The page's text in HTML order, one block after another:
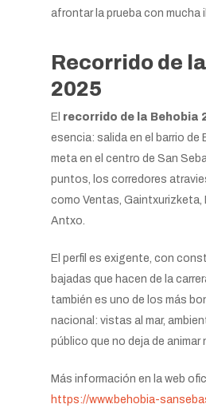
afrontar la prueba con mucha
Recorrido de
2025
El recorrido de la Behobia
esencia: salida en el barrio de
meta en el centro de San
puntos, los corredores
como Ventas, Gaintxurizketa,
Antxo.
El perfil es exigente, con
bajadas que hacen de la
también es uno de los más
nacional: vistas al mar,
público que no deja de animar
Más información en la web
https://www.behobia-